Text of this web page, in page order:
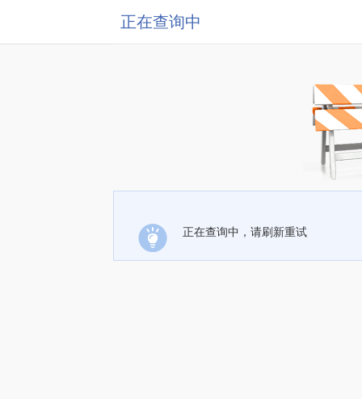
正在查询中
正在查询中，请刷新重试